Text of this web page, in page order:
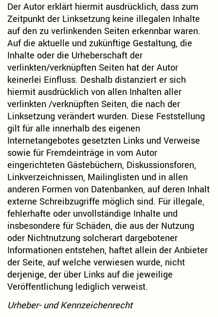
Der Autor erklärt hiermit ausdrücklich, dass zum
Zeitpunkt der Linksetzung keine illegalen Inhalte
auf den zu verlinkenden Seiten erkennbar waren.
Auf die aktuelle und zukünftige Gestaltung, die
Inhalte oder die Urheberschaft der
verlinkten/verknüpften Seiten hat der Autor
keinerlei Einfluss. Deshalb distanziert er sich
hiermit ausdrücklich von allen Inhalten aller
verlinkten /verknüpften Seiten, die nach der
Linksetzung verändert wurden. Diese Feststellung
gilt für alle innerhalb des eigenen
Internetangebotes gesetzten Links und Verweise
sowie für Fremdeinträge in vom Autor
eingerichteten Gästebüchern, Diskussionsforen,
Linkverzeichnissen, Mailinglisten und in allen
anderen Formen von Datenbanken, auf deren Inhalt
externe Schreibzugriffe möglich sind. Für illegale,
fehlerhafte oder unvollständige Inhalte und
insbesondere für Schäden, die aus der Nutzung
oder Nichtnutzung solcherart dargebotener
Informationen entstehen, haftet allein der Anbieter
der Seite, auf welche verwiesen wurde, nicht
derjenige, der über Links auf die jeweilige
Veröffentlichung lediglich verweist.
Urheber- und Kennzeichenrecht